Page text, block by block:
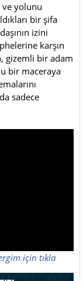
ve yolunu
bir şifa
izini
karşın
gizemli bir adam
bir maceraya
sadece
için tıkla